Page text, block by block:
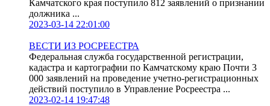
Камчатского края поступило 812 заявлений о признании
должника ...
2023-03-14 22:01:00
ВЕСТИ ИЗ РОСРЕЕСТРА
Федеральная служба государственной регистрации,
кадастра и картографии по Камчатскому краю Почти 3
000 заявлений на проведение учетно-регистрационных
действий поступило в Управление Росреестра ...
2023-02-14 19:47:48